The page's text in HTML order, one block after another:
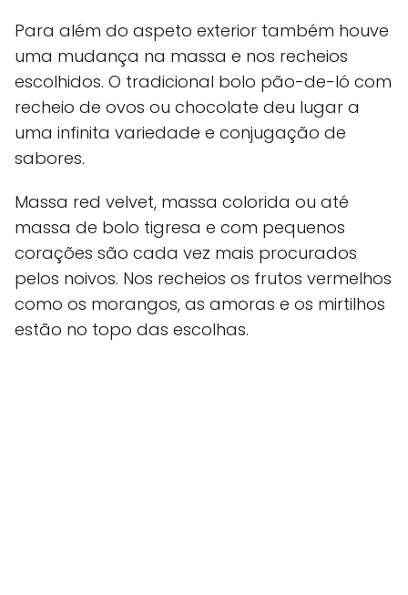
Para além do aspeto exterior também houve
uma mudança na massa e nos recheios
escolhidos. O tradicional bolo pão-de-ló com
recheio de ovos ou chocolate deu lugar a
uma infinita variedade e conjugação de
sabores.
Massa red velvet, massa colorida ou até
massa de bolo tigresa e com pequenos
corações são cada vez mais procurados
pelos noivos. Nos recheios os frutos vermelhos
como os morangos, as amoras e os mirtilhos
estão no topo das escolhas.